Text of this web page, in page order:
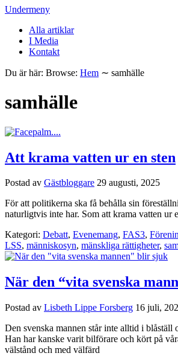
Undermeny
Alla artiklar
I Media
Kontakt
Du är här: Browse: Hem ∼ samhälle
samhälle
Att krama vatten ur en sten
Postad av Gästbloggare 29 augusti, 2025
För att politikerna ska få behålla sin
naturligtvis inte har. Som att krama vatten ur
Kategori: Debatt, Evenemang, FAS3,
LSS, människosyn, mänskliga rättigheter,
När den “vita svenska
Postad av Lisbeth Lippe Forsberg 16 juli,
Den svenska mannen står inte alltid i
Han har kanske varit bilförare och kört på
välstånd och med välfärd